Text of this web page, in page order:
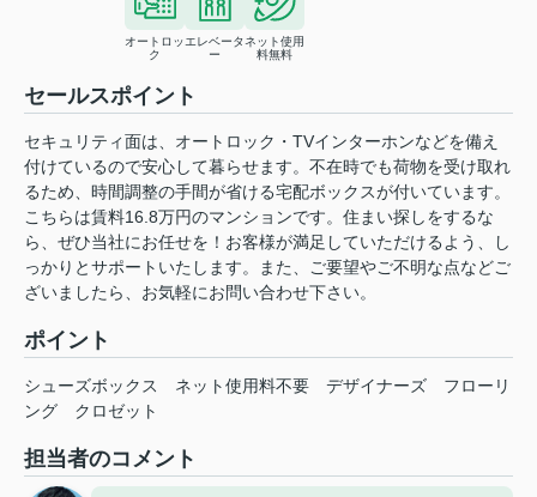
オートロッ
ク
エレベータ
ー
ネット使用
料無料
セールスポイント
セキュリティ面は、オートロック・TVインターホンなどを備え
付けているので安心して暮らせます。不在時でも荷物を受け取れ
るため、時間調整の手間が省ける宅配ボックスが付いています。
こちらは賃料16.8万円のマンションです。住まい探しをするな
ら、ぜひ当社にお任せを！お客様が満足していただけるよう、し
っかりとサポートいたします。また、ご要望やご不明な点などご
ざいましたら、お気軽にお問い合わせ下さい。
ポイント
シューズボックス ネット使用料不要 デザイナーズ
フローリ
ング
クロゼット
担当者のコメント